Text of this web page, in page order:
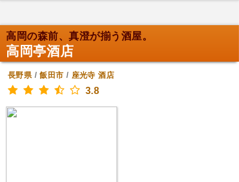
高岡の森前、真澄が揃う酒屋。
高岡亭酒店
長野県/飯田市 / 座光寺 酒店
3.8